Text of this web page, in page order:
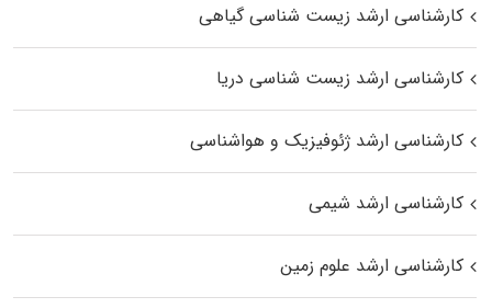
کارشناسی ارشد زیست‌ شناسی گیاهی
کارشناسی ارشد زیست‌ شناسی دریا
کارشناسی ارشد ژئوفیزیک و هواشناسی
کارشناسی ارشد شیمی
کارشناسی ارشد علوم زمین